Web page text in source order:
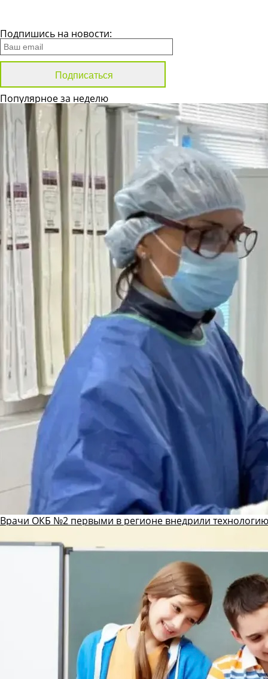
Подпишись на новости:
Популярное за неделю
Врачи ОКБ №2 первыми в регионе внедрили